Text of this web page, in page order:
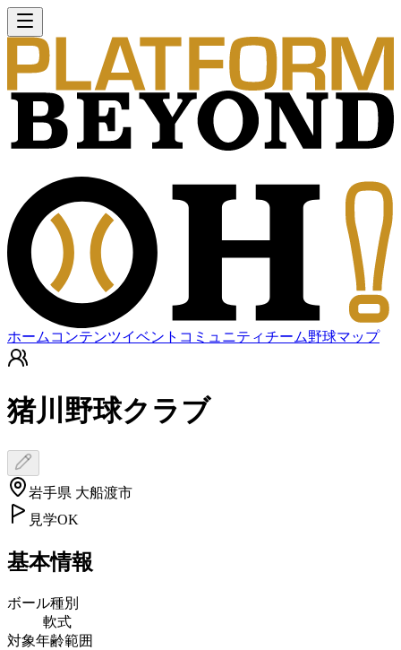
ホーム コンテンツイベント コミュニティチーム野球マップ
猪川野球クラブ
岩手県 大船渡市
見学OK
基本情報
ボール種別
軟式
対象年齢範囲